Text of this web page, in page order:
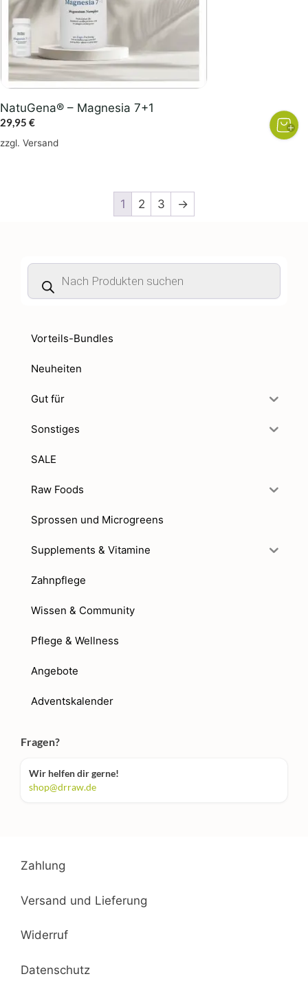
NatuGena® – Magnesia 7+1
29,95 €
zzgl. Versand
1 2 3 →
Products
search
Vorteils-Bundles
Neuheiten
Gut für
Sonstiges
SALE
Raw Foods
Sprossen und Microgreens
Supplements & Vitamine
Zahnpflege
Wissen & Community
Pflege & Wellness
Angebote
Adventskalender
Fragen?
Wir helfen dir gerne!
shop@drraw.de
Zahlung
Versand und Lieferung
Widerruf
Datenschutz